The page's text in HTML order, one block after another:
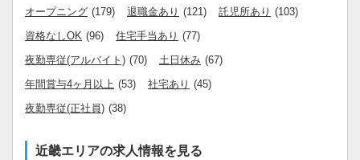
オープニング (179) 退職金あり (121) 託児所あり (103)
資格なしOK (96) 住宅手当あり (77)
夜勤専従(アルバイト) (70) 土日休み (67)
年間賞与4ヶ月以上 (53) 社宅あり (45)
夜勤専従(正社員) (38)
近畿エリアの求人情報を見る